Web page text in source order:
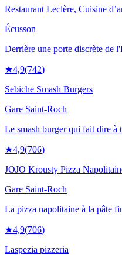
Restaurant Leclère, Cuisine
Écusson
Derrière une porte discrète de
★4,9(742)
Sebiche Smash Burgers
Gare Saint-Roch
Le smash burger qui fait dire à
★4,9(706)
JOJO Krousty Pizza
Gare Saint-Roch
La pizza napolitaine à la pâte
★4,9(706)
Laspezia pizzeria